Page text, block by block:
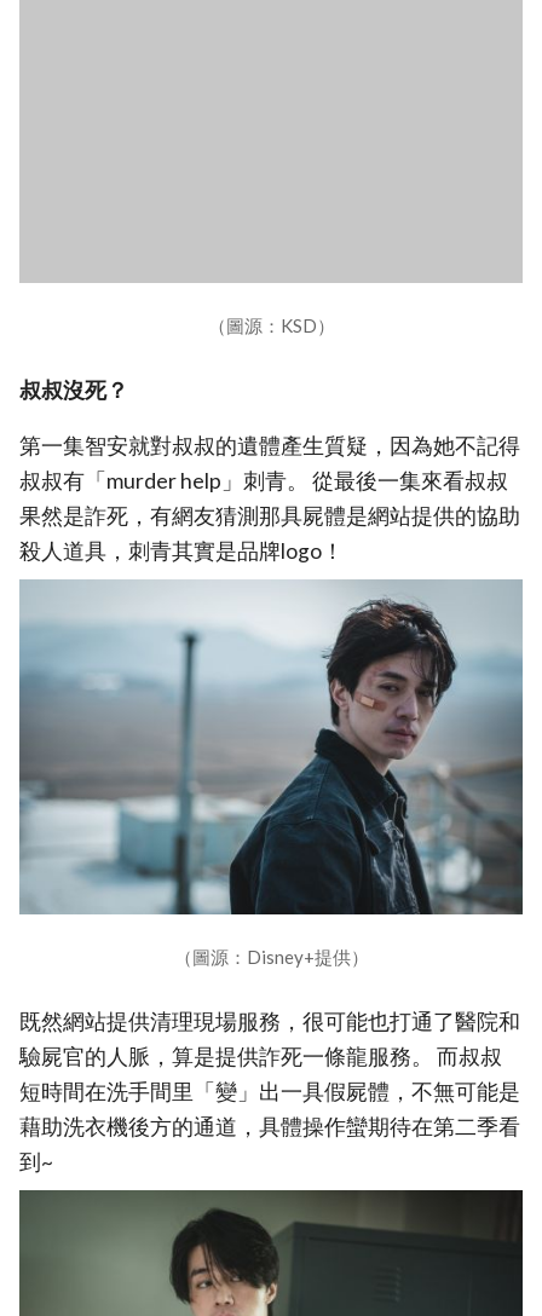
（圖源：KSD）
叔叔沒死？
第一集智安就對叔叔的遺體產生質疑，因為她不記得
叔叔有「murder help」刺青。 從最後一集來看叔叔
果然是詐死，有網友猜測那具屍體是網站提供的協助
殺人道具，刺青其實是品牌logo！
（圖源：Disney+提供）
既然網站提供清理現場服務，很可能也打通了醫院和
驗屍官的人脈，算是提供詐死一條龍服務。 而叔叔
短時間在洗手間里「變」出一具假屍體，不無可能是
藉助洗衣機後方的通道，具體操作蠻期待在第二季看
到~